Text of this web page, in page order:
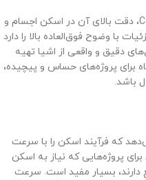
یکی از مهم‌ترین ویژگی‌های Conrad GR-3، دقت بالای آن در اسکن اجسام و
با وضوح فوق‌العاده بالا را دارد
دقیق و واقعی از اشیا تهیه
برای پروژه‌های حساس و پیچیده،
باشد.
که فرآیند اسکن را با سرعت
پروژه‌هایی که نیاز به اسکن
دارند، بسیار مفید است. سرعت